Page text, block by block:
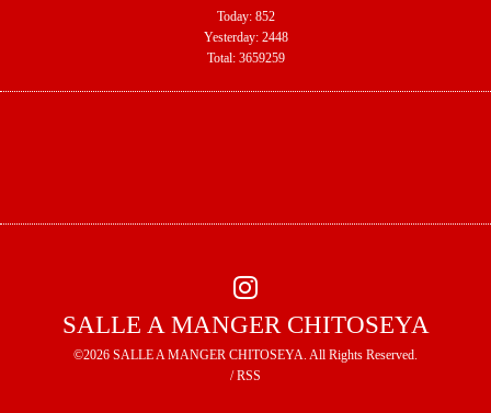
Today: 852
Yesterday: 2448
Total: 3659259
SALLE A MANGER CHITOSEYA
©2026 SALLE A MANGER CHITOSEYA. All Rights Reserved.
/RSS